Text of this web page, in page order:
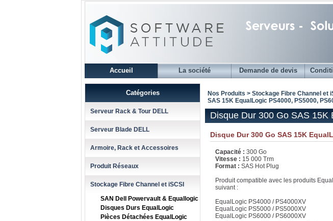
Accueil La société Demande de devis
Catégories
Serveur Rack & Tour DELL
Serveur Blade DELL
Armoire, Rack et Accessoires
Produit Réseaux
Stockage Fibre Channel et iSCSI
SAN Dell Powervault & Equallogic
Disques Durs EqualLogic
Pièces Détachées EqualLogic
Nos Produits > Stockage Fibre Channel et
SAS 15K EqualLogic PS4000, PS5000,
Disque Dur 300 Go SAS
Disque Dur 300 Go SAS 15K
Capacité : 300 Go
Vitesse : 15 000 Trm
Format : SAS Hot Plug
Produit compatible avec les produits
suivant :
EqualLogic PS4000 / PS4000XV
EqualLogic PS5000 / PS5000XV
EqualLogic PS6000 / PS6000XV